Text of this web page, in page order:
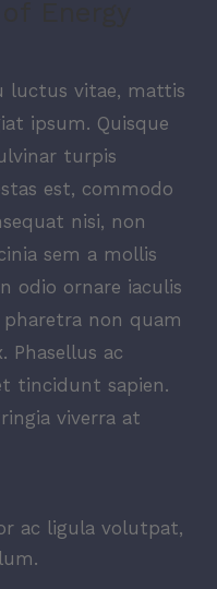
luctus vitae, mattis
ipsum. Quisque
turpis
est, commodo
nisi, non
sem a mollis
odio ornare iaculis
non quam
Phasellus ac
tincidunt sapien.
viverra at
ac ligula volutpat,